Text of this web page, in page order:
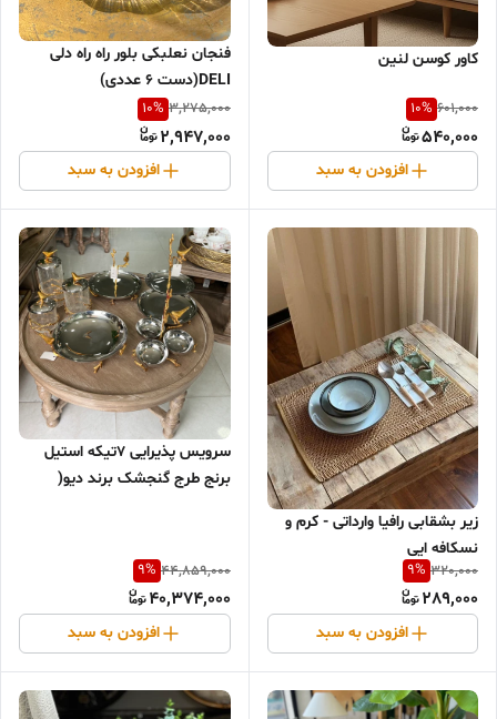
کاور کوسن لنین
601,000
10%
540,000
افزودن به سبد
فنجان نعلبکی بلور راه راه دلی
DELI(دست ۶ عددی)
3,275,000
10%
2,947,000
افزودن به سبد
زیر بشقابی رافیا وارداتی - کرم و‌
نسکافه ایی
320,000
9%
289,000
افزودن به سبد
سرویس پذیرایی ۷تیکه استیل
برنج طرج گنجشک برند دیو(
44,859,000
9%
40,374,000
افزودن به سبد